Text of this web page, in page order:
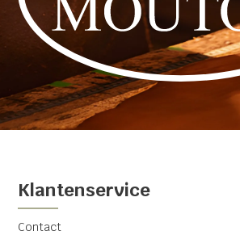
Klantenservice
Contact